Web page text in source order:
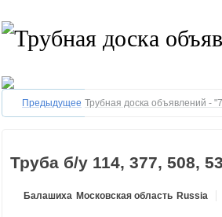
Предыдущее Трубная доска объявлений -
Труба б/у 114, 377, 508,
Балашиха Московская область Russia